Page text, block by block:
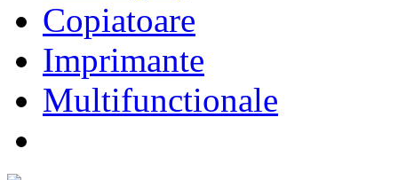
Copiatoare
Imprimante
Multifunctionale